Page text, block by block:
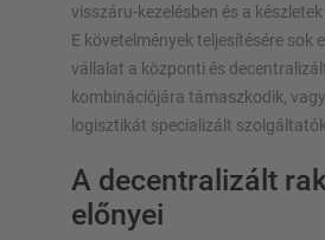
visszáru-kezelésben és a
E követelmények teljesítésére sok
vállalat a központi és
kombinációjára támaszkodik,
logisztikát specializált
A decentralizált
előnyei